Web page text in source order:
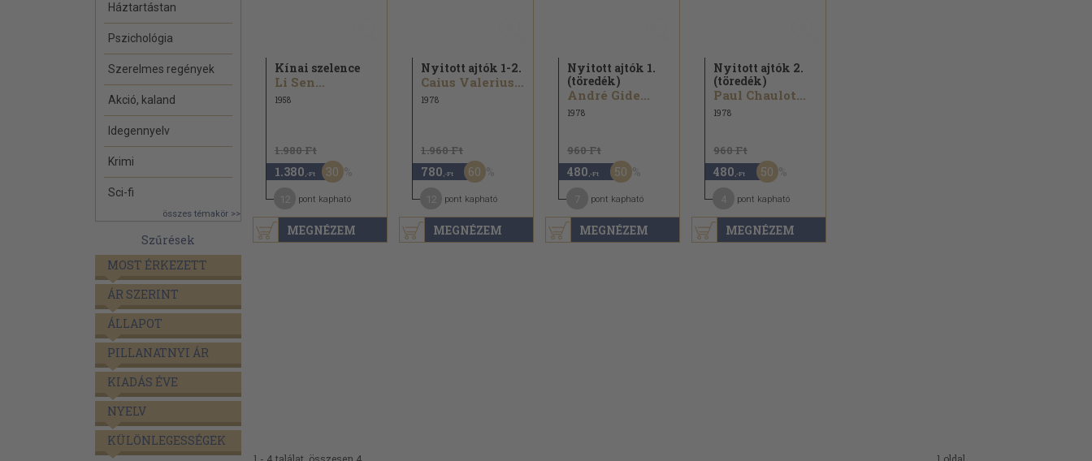
Háztartástan
Pszichológia
Szerelmes regények
Akció, kaland
Idegennyelv
Krimi
Sci-fi
összes témakör >>
Szűrések
MOST ÉRKEZETT
ÁR SZERINT
ÁLLAPOT
PILLANATNYI ÁR
KIADÁS ÉVE
NYELV
KÜLÖNLEGESSÉGEK
MEGNÉZEM
Kínai szelence
Li Sen...
1958
1.980 Ft
1.380 ,-Ft 30
pont kapható
MEGNÉZEM
Nyitott ajtók 1-2.
Caius Valerius Catullus...
1978
1.960 Ft
780 ,-Ft 60
pont kapható
MEGNÉZEM
Nyitott ajtók 1.
(töredék)
André Gide...
1978
960 Ft
480 ,-Ft 50
pont kapható
MEGNÉZEM
Nyitott ajtók 2.
(töredék)
Paul Chaulot...
1978
960 Ft
480 ,-Ft 50
pont kapható